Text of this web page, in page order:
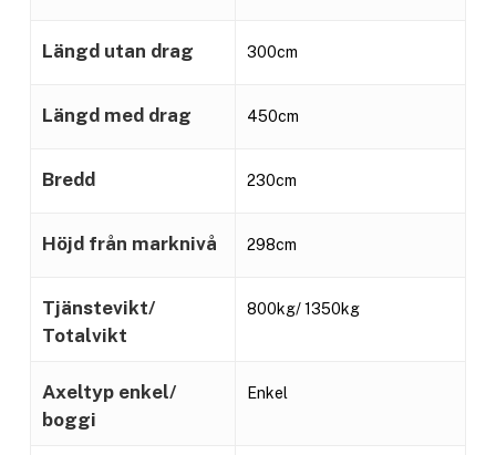
Längd utan drag 300cm
Längd med drag 450cm
Bredd 230cm
Höjd från marknivå 298cm
Tjänstevikt/
Totalvikt
800kg/ 1350kg
Axeltyp enkel/
boggi
Enkel